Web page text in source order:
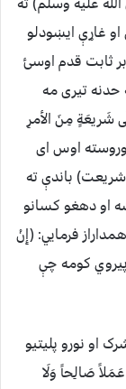
غاړې ايښودلو
ثابت قدم اوسئ
تیری مه
شَريعَةٍ مِنَ الأمرِ
وروسته اوس ای
باندې ته
او دهغو کسانو
فرمایي: (إِنْ
کومه چې
او نورو پلیتیو
صَالِحاً وَلَا